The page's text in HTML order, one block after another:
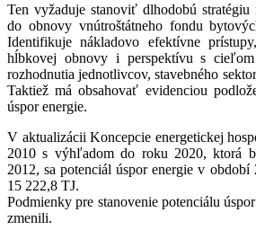
Ten vyžaduje stanoviť dlhodobú
do obnovy vnútroštátneho fondu
Identifikuje nákladovo efektívne
hĺbkovej obnovy i perspektívu s cieľom
rozhodnutia jednotlivcov, stavebného
Taktiež má obsahovať evidenciou
úspor energie.
V aktualizácii Koncepcie energetickej
2010 s výhľadom do roku 2020, ktorá
2012, sa potenciál úspor energie v období
15 222,8 TJ.
Podmienky pre stanovenie potenciálu
zmenili.